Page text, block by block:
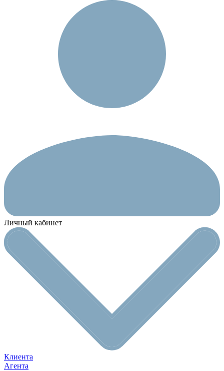
Личный кабинет
Клиента
Агента